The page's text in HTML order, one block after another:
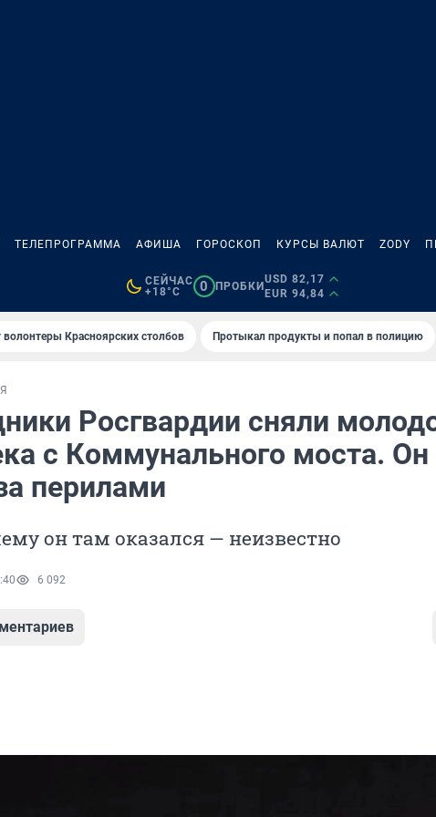
ТЕЛЕПРОГРАММА АФИША ГОРОСКОП КУРСЫ ВАЛЮТ ZODY
СЕЙЧАС
+18°C
0 ПРОБКИ
USD 82,17
EUR 94,84
Красноярских столбов Протыкал продукты и попал в полицию
Росгвардии сняли
с Коммунального моста. Он
перилами
он там оказался — неизвестно
6 092